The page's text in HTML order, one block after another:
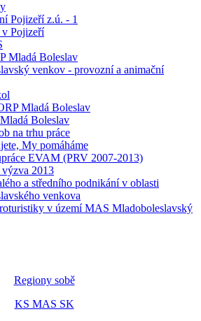
Pojizeří z.ú. - 1
Pojizeří
Mladá Boleslav
venkov - provozní a animační
Mladá Boleslav
Boleslav
na trhu práce
My pomáháme
EVAM (PRV 2007-2013)
2013
a středního podnikání v oblasti
venkova
v území MAS Mladoboleslavský
Regiony sobě
KS MAS SK